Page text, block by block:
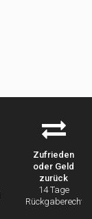
Zufrieden
oder Geld
zurück
14 Tage
Rückgaberecht